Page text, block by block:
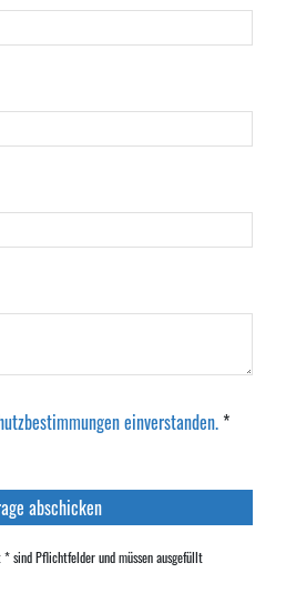
einverstanden.*
* sind Pflichtfelder und müssen ausgefüllt